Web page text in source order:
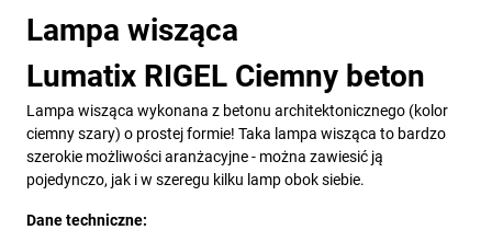
Lampa wisząca
Lumatix RIGEL Ciemny beton
Lampa wisząca wykonana z betonu architektonicznego (kolor
ciemny szary) o prostej formie! Taka lampa wisząca to bardzo
szerokie możliwości aranżacyjne - można zawiesić ją
pojedynczo, jak i w szeregu kilku lamp obok siebie.
Dane techniczne: